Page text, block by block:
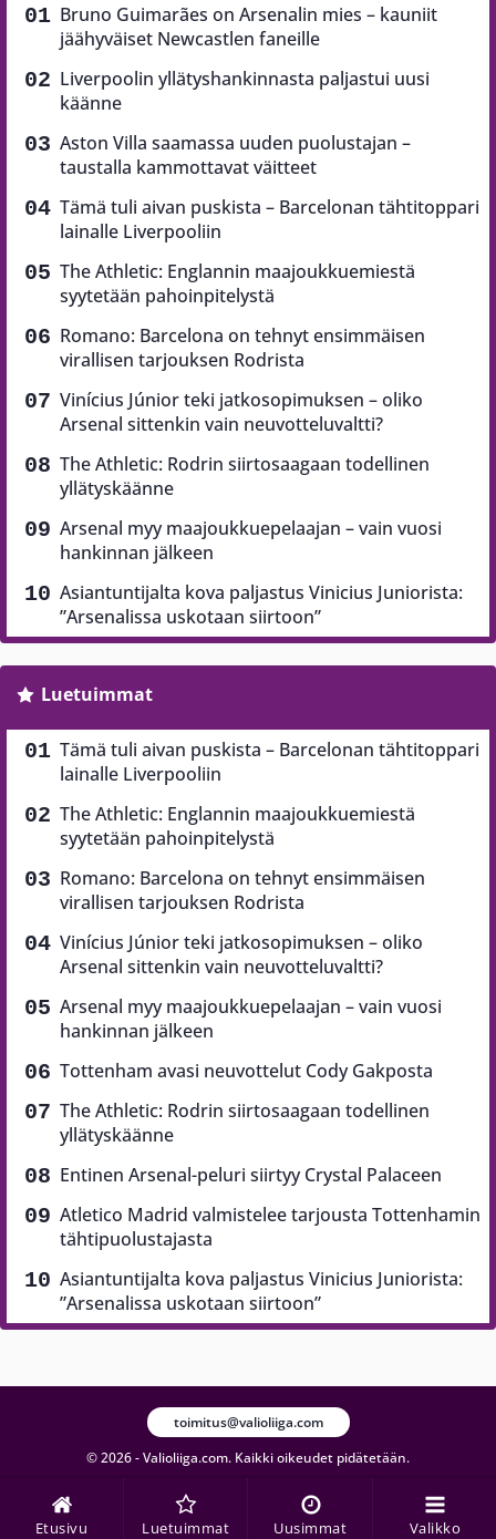
Etusivu Luetuimmat Uusimmat Valikko
Bruno Guimarães on Arsenalin mies – kauniit
jäähyväiset Newcastlen faneille
Liverpoolin yllätyshankinnasta paljastui uusi
käänne
Aston Villa saamassa uuden puolustajan –
taustalla kammottavat väitteet
Tämä tuli aivan puskista – Barcelonan tähtitoppari
lainalle Liverpooliin
The Athletic: Englannin maajoukkuemiestä
syytetään pahoinpitelystä
Romano: Barcelona on tehnyt ensimmäisen
virallisen tarjouksen Rodrista
Vinícius Júnior teki jatkosopimuksen – oliko
Arsenal sittenkin vain neuvotteluvaltti?
The Athletic: Rodrin siirtosaagaan todellinen
yllätyskäänne
Arsenal myy maajoukkuepelaajan – vain vuosi
hankinnan jälkeen
Asiantuntijalta kova paljastus Vinicius Juniorista:
”Arsenalissa uskotaan siirtoon”
Luetuimmat
Tämä tuli aivan puskista – Barcelonan tähtitoppari
lainalle Liverpooliin
The Athletic: Englannin maajoukkuemiestä
syytetään pahoinpitelystä
Romano: Barcelona on tehnyt ensimmäisen
virallisen tarjouksen Rodrista
Vinícius Júnior teki jatkosopimuksen – oliko
Arsenal sittenkin vain neuvotteluvaltti?
Arsenal myy maajoukkuepelaajan – vain vuosi
hankinnan jälkeen
Tottenham avasi neuvottelut Cody Gakposta
The Athletic: Rodrin siirtosaagaan todellinen
yllätyskäänne
Entinen Arsenal-peluri siirtyy Crystal Palaceen
Atletico Madrid valmistelee tarjousta Tottenhamin
tähtipuolustajasta
Asiantuntijalta kova paljastus Vinicius Juniorista:
”Arsenalissa uskotaan siirtoon”
© 2026 - Valioliiga.com. Kaikki oikeudet pidätetään.
toimitus@valioliiga.com